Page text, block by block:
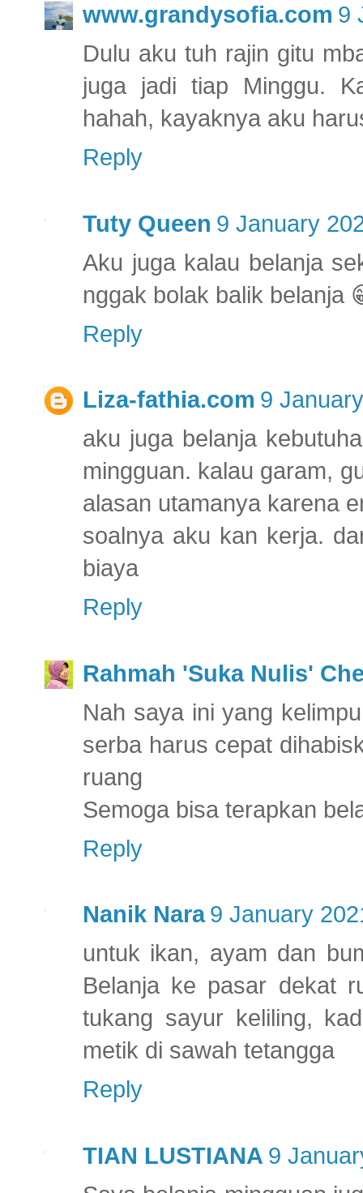
www.grandysofia.com 9
Dulu aku tuh rajin gitu
juga jadi tiap Minggu.
hahah, kayaknya aku
Reply
Tuty Queen 9 January
Aku juga kalau belanja
nggak bolak balik belanja
Reply
Liza-fathia.com 9
aku juga belanja
mingguan. kalau garam,
alasan utamanya karena
soalnya aku kan kerja.
biaya
Reply
Rahmah 'Suka Nulis'
Nah saya ini yang
serba harus cepat
ruang
Semoga bisa terapkan
Reply
Nanik Nara 9 January
untuk ikan, ayam dan
Belanja ke pasar dekat
tukang sayur keliling,
metik di sawah tetangga
Reply
TIAN LUSTIANA 9